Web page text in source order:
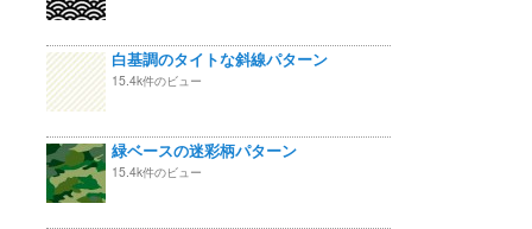
白基調のタイトな斜線パターン
15.4k件のビュー
緑ベースの迷彩柄パターン
15.4k件のビュー